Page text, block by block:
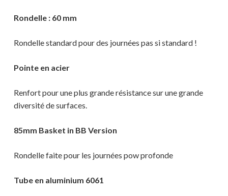
Votre panier est vide.
Rondelle : 60 mm
Rondelle standard pour des journées pas si standard !
Pointe en acier
Renfort pour une plus grande résistance sur une grande
diversité de surfaces.
85mm Basket in BB Version
Rondelle faite pour les journées pow profonde
Tube en aluminium 6061